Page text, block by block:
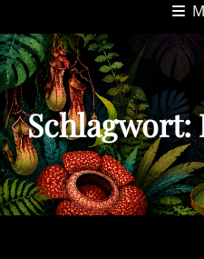
Schlagwort: